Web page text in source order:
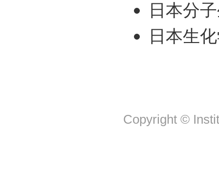
日本分
日本生
Copyright ©